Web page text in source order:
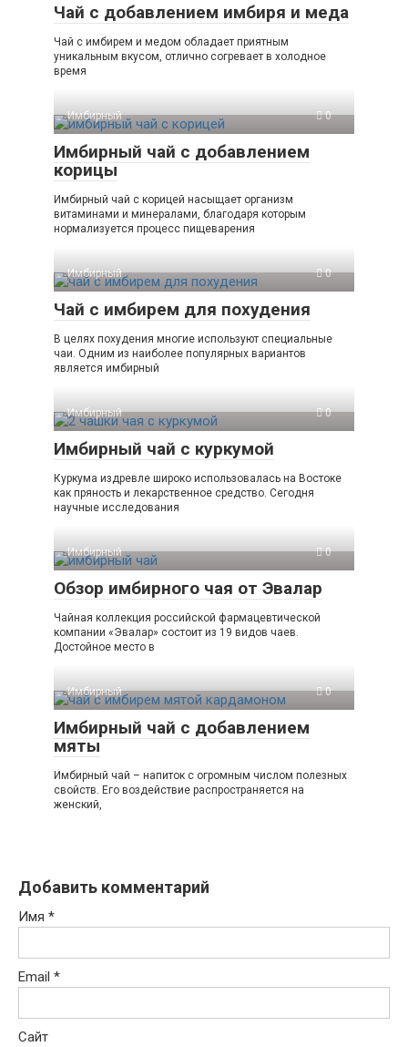
Чай с добавлением имбиря и меда
Чай с имбирем и медом обладает приятным
уникальным вкусом, отлично согревает в холодное
время
Имбирный 0
Имбирный чай с добавлением
корицы
Имбирный чай с корицей насыщает организм
витаминами и минералами, благодаря которым
нормализуется процесс пищеварения
Имбирный 0
Чай с имбирем для похудения
В целях похудения многие используют специальные
чаи. Одним из наиболее популярных вариантов
является имбирный
Имбирный 0
Имбирный чай с куркумой
Куркума издревле широко использовалась на Востоке
как пряность и лекарственное средство. Сегодня
научные исследования
Имбирный 0
Обзор имбирного чая от Эвалар
Чайная коллекция российской фармацевтической
компании «Эвалар» состоит из 19 видов чаев.
Достойное место в
Имбирный 0
Имбирный чай с добавлением
мяты
Имбирный чай – напиток с огромным числом полезных
свойств. Его воздействие распространяется на
женский,
Добавить комментарий
Имя *
Email *
Сайт